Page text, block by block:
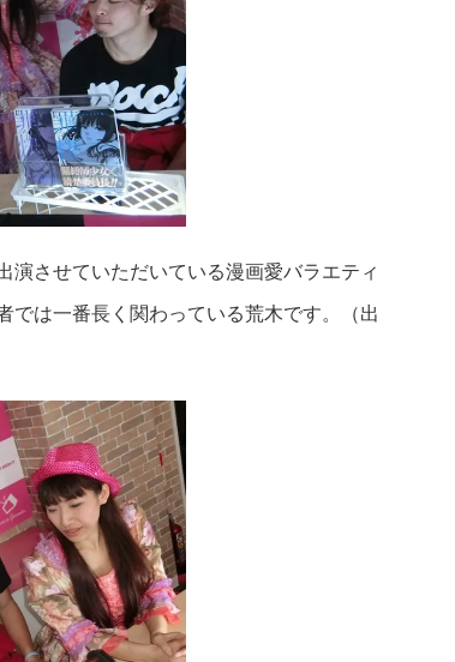
演させていただいている漫画愛バラエティ
では一番長く関わっている荒木です。（出